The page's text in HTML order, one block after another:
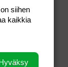
siihen
kaikkia